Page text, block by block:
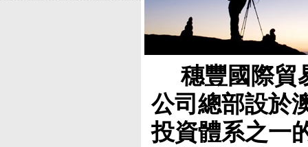
穗豐國際貿
公司總部設於
投資體系之一